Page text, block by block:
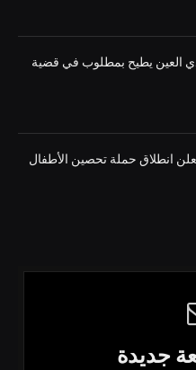
العين يطيح بمطلوب في قضية
انطلاق حملة تحصين الأطفال
جديدة